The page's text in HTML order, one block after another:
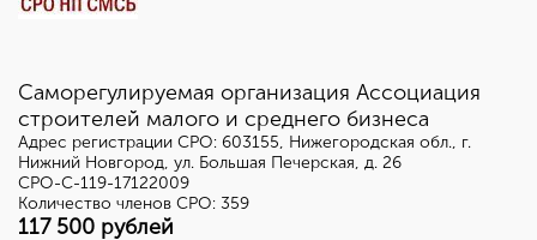
Саморегулируемая организация Ассоциация
строителей малого и среднего бизнеса
Адрес регистрации СРО: 603155, Нижегородская обл., г.
Нижний Новгород, ул. Большая Печерская, д. 26
СРО-С-119-17122009
Количество членов СРО: 359
117 500 рублей